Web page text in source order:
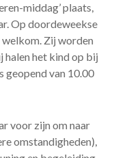
middag’ plaats,
Op doordeweekse
Zij worden
halen het kind op bij
geopend van 10.00
voor zijn om naar
omstandigheden),